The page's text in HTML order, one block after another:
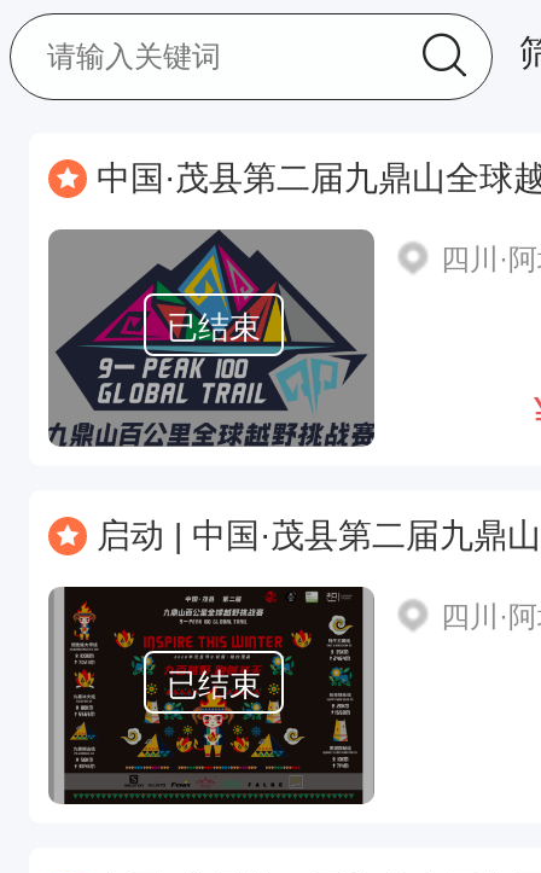
中国·茂县第二届九鼎山全球
已结束
四川·
启动 | 中国·茂县第二届九鼎
已结束
四川·